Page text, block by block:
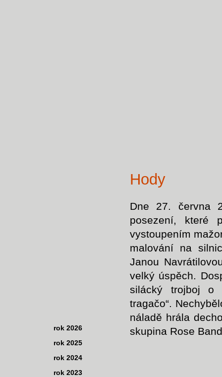
Hody
Dne 27. června
posezení, které
vystoupením
malování na
Janou
velký úspěch.
silácký trojboj o
tragačo“.
náladě hrála
skupina Rose
rok 2026
rok 2025
rok 2024
rok 2023